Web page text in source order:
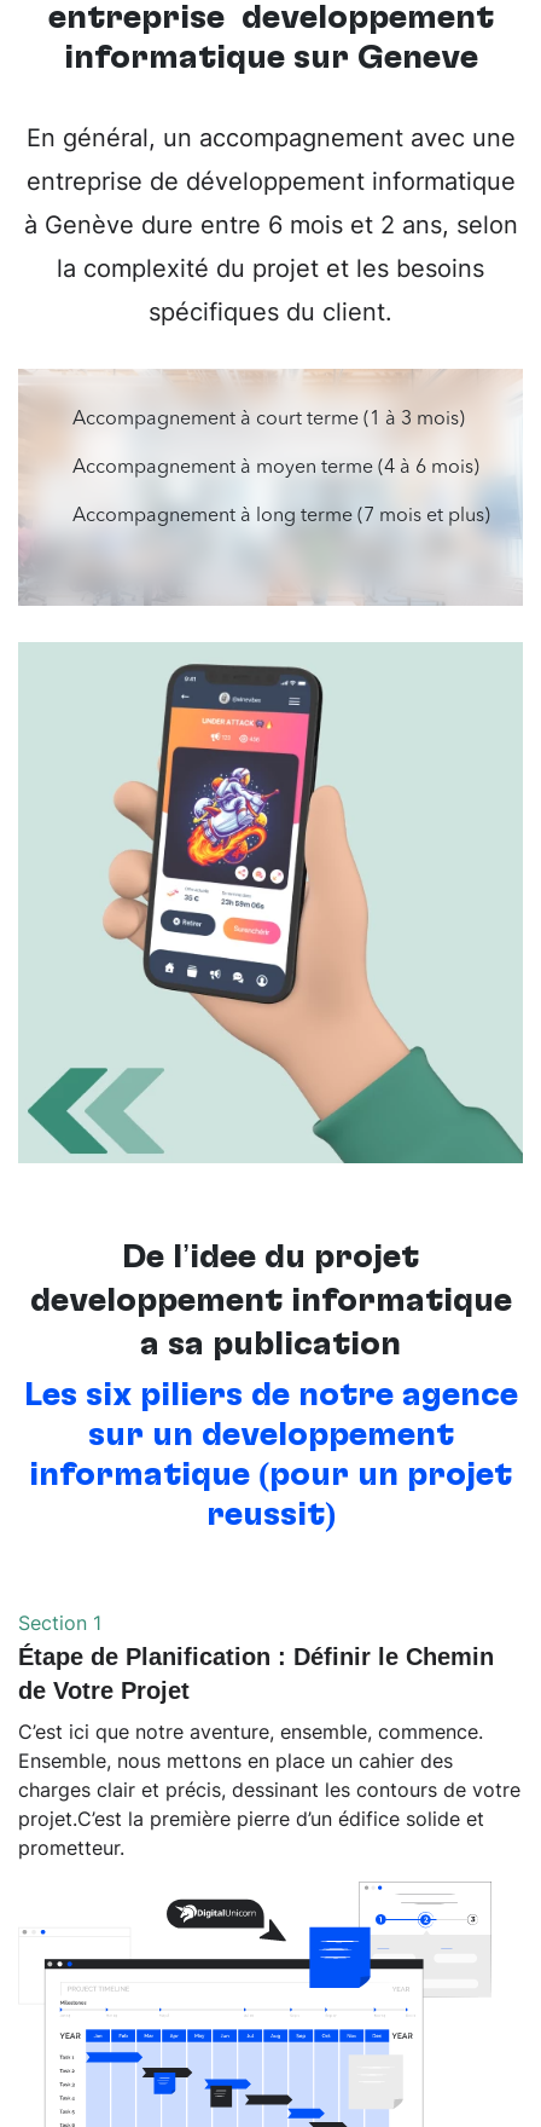
entreprise développement
informatique sur Genève
En général, un accompagnement avec une
entreprise de développement informatique
à Genève dure entre 6 mois et 2 ans, selon
la complexité du projet et les besoins
spécifiques du client.
Accompagnement à court terme (1 à 3 mois)
Accompagnement à moyen terme (4 à 6 mois)
Accompagnement à long terme (7 mois et plus)
De l’idée du projet
développement informatique
à sa publication
Les six piliers de notre agence
sur un développement
informatique (pour un projet
réussit)
Section 1
Étape de Planification : Définir le Chemin
de Votre Projet
C’est ici que notre aventure, ensemble, commence.
Ensemble, nous mettons en place un cahier des
charges clair et précis, dessinant les contours de votre
projet.C’est la première pierre d’un édifice solide et
prometteur.